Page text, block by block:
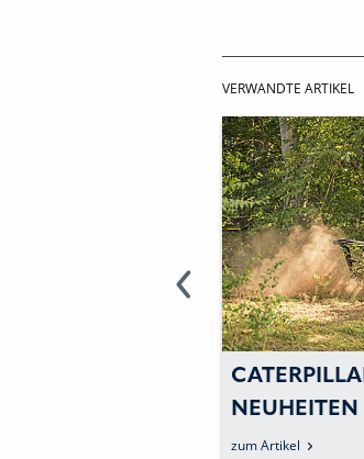
VERWANDTE ARTIKEL
NEUHEITEN
KOMPAKT-
zum Artikel